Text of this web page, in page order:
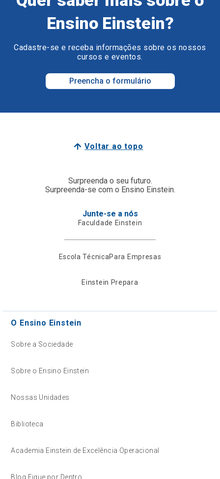
Ensino Einstein?
Cadastre-se e receba informações sobre os nossos
cursos e eventos.
Preencha o formulário
Voltar ao topo
Surpreenda o seu futuro.
Surpreenda-se com o Ensino Einstein.
Junte-se a nós
Faculdade Einstein
Escola TécnicaPara Empresas
Einstein Prepara
O Ensino Einstein
Sobre a Sociedade
Sobre o Ensino Einstein
Nossas Unidades
Biblioteca
Academia Einstein de Excelência Operacional
Blog Fique por Dentro